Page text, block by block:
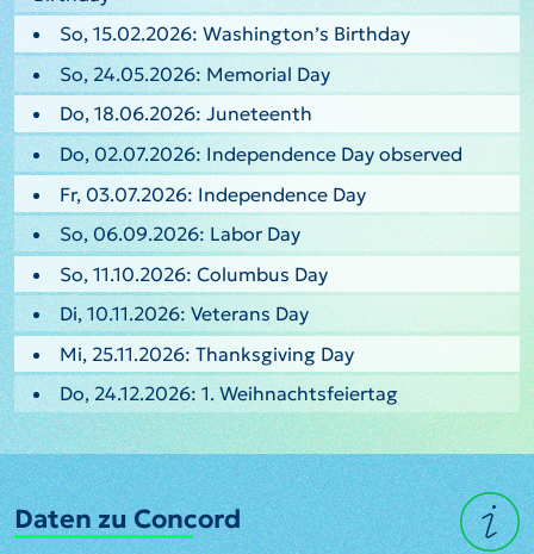
So, 15.02.2026: Washington’s Birthday
So, 24.05.2026: Memorial Day
Do, 18.06.2026: Juneteenth
Do, 02.07.2026: Independence Day observed
Fr, 03.07.2026: Independence Day
So, 06.09.2026: Labor Day
So, 11.10.2026: Columbus Day
Di, 10.11.2026: Veterans Day
Mi, 25.11.2026: Thanksgiving Day
Do, 24.12.2026: 1. Weihnachtsfeiertag
Daten zu Concord